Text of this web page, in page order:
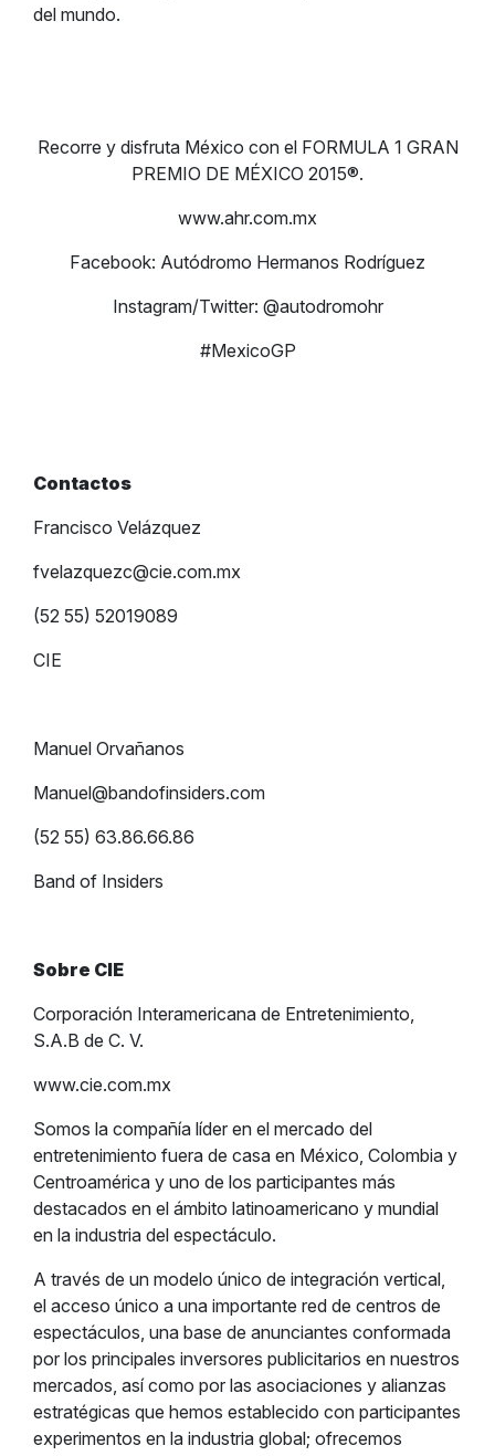
del mundo.
Recorre y disfruta México con el FORMULA 1 GRAN
PREMIO DE MÉXICO 2015®.
www.ahr.com.mx
Facebook: Autódromo Hermanos Rodríguez
Instagram/Twitter: @autodromohr
#MexicoGP
Contactos
Francisco Velázquez
fvelazquezc@cie.com.mx
(52 55) 52019089
CIE
Manuel Orvañanos
Manuel@bandofinsiders.com
(52 55) 63.86.66.86
Band of Insiders
Sobre CIE
Corporación Interamericana de Entretenimiento,
S.A.B de C. V.
www.cie.com.mx
Somos la compañía líder en el mercado del
entretenimiento fuera de casa en México, Colombia y
Centroamérica y uno de los participantes más
destacados en el ámbito latinoamericano y mundial
en la industria del espectáculo.
A través de un modelo único de integración vertical,
el acceso único a una importante red de centros de
espectáculos, una base de anunciantes conformada
por los principales inversores publicitarios en nuestros
mercados, así como por las asociaciones y alianzas
estratégicas que hemos establecido con participantes
experimentos en la industria global; ofrecemos